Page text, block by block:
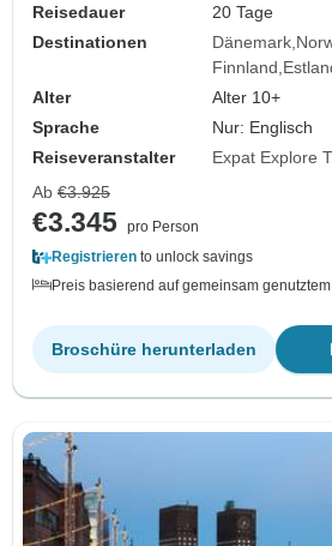
Reisedauer
20 Tage
Destinationen
Dänemark
Finnland
Alter
Alter 10+
Sprache
Nur: Englisch
Reiseveranstalter
Expat Explore
Ab €3.925
€3.345 pro Person
Registrieren to unlock savings
Preis basierend auf gemeinsam
Broschüre herunterladen